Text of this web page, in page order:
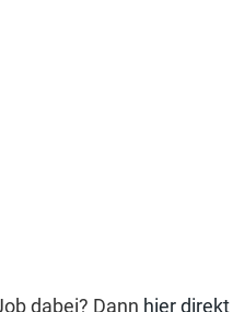
dabei? Dann hier direkt